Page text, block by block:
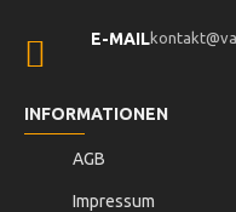
E-MAIL
INFORMATIONEN
AGB
Impressum